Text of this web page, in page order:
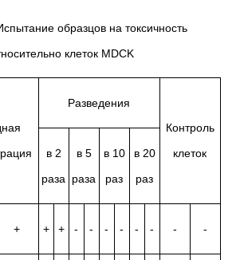
образцов на токсичность
клеток MDCK
Разведения
Контроль
клеток
в 2
раза
в 5
раза
в 10
раз
в 20
раз
+ + + - - - - - - - -